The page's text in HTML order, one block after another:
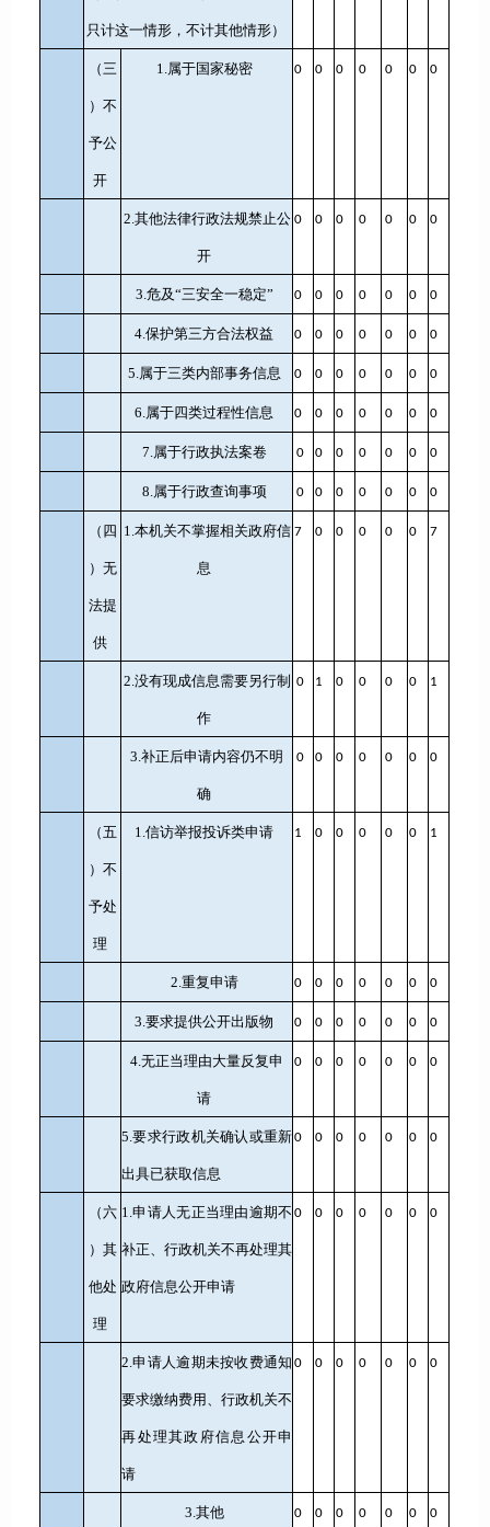
只计这一情形，不计其他情形）
（三
）不
予公
开
1.属于国家秘密 0 0 0 0 0 0 0
2.其他法律行政法规禁止公
开
0 0 0 0 0 0 0
3.危及“三安全一稳定” 0 0 0 0 0 0 0
4.保护第三方合法权益 0 0 0 0 0 0 0
5.属于三类内部事务信息 0 0 0 0 0 0 0
6.属于四类过程性信息 0 0 0 0 0 0 0
7.属于行政执法案卷 0 0 0 0 0 0 0
8.属于行政查询事项 0 0 0 0 0 0 0
（四
）无
法提
供
1.本机关不掌握相关政府信
息
7 0 0 0 0 0 7
2.没有现成信息需要另行制
作
0 1 0 0 0 0 1
3.补正后申请内容仍不明
确
0 0 0 0 0 0 0
（五
）不
予处
理
1.信访举报投诉类申请 1 0 0 0 0 0 1
2.重复申请 0 0 0 0 0 0 0
3.要求提供公开出版物 0 0 0 0 0 0 0
4.无正当理由大量反复申
请
0 0 0 0 0 0 0
5.要求行政机关确认或重新
出具已获取信息
0 0 0 0 0 0 0
（六
）其
他处
理
1.申请人无正当理由逾期不
补正、行政机关不再处理其
政府信息公开申请
0 0 0 0 0 0 0
2.申请人逾期未按收费通知
要求缴纳费用、行政机关不
再处理其政府信息公开申
请
0 0 0 0 0 0 0
3.其他 0 0 0 0 0 0 0